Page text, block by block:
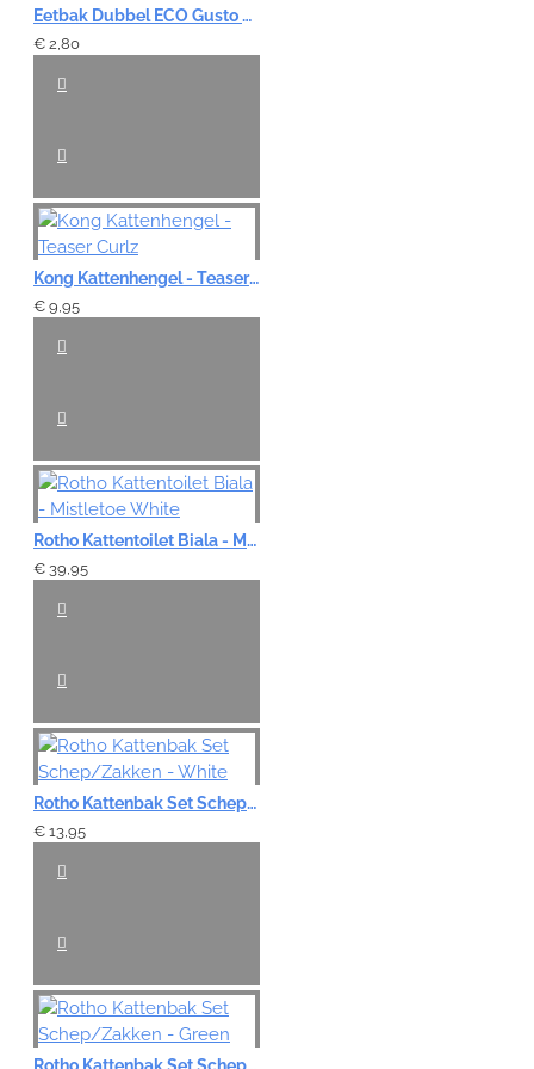
Eetbak Dubbel ECO Gusto XS - Warm Grijs
€ 2,80
Kong Kattenhengel - Teaser Curlz
€ 9,95
Rotho Kattentoilet Biala - Mistletoe White
€ 39,95
Rotho Kattenbak Set Schep/Zakken - White
€ 13,95